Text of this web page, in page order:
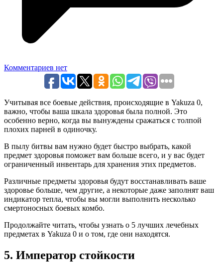
Комментариев нет
Учитывая все боевые действия, происходящие в Yakuza 0,
важно, чтобы ваша шкала здоровья была полной. Это
особенно верно, когда вы вынуждены сражаться с толпой
плохих парней в одиночку.
В пылу битвы вам нужно будет быстро выбрать, какой
предмет здоровья поможет вам больше всего, и у вас будет
ограниченный инвентарь для хранения этих предметов.
Различные предметы здоровья будут восстанавливать ваше
здоровье больше, чем другие, а некоторые даже заполнят ваш
индикатор тепла, чтобы вы могли выполнить несколько
смертоносных боевых комбо.
Продолжайте читать, чтобы узнать о 5 лучших лечебных
предметах в Yakuza 0 и о том, где они находятся.
5. Император стойкости